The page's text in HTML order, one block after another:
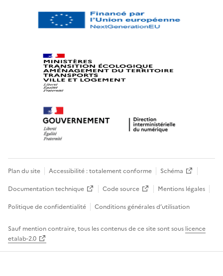
Plan du site Accessibilité : totalement conforme
Schéma
Documentation technique
Code source
Mentions légales
Politique de confidentialité
Conditions générales d’utilisation
Sauf mention contraire, tous les contenus de ce site sont sous licence
etalab-2.0